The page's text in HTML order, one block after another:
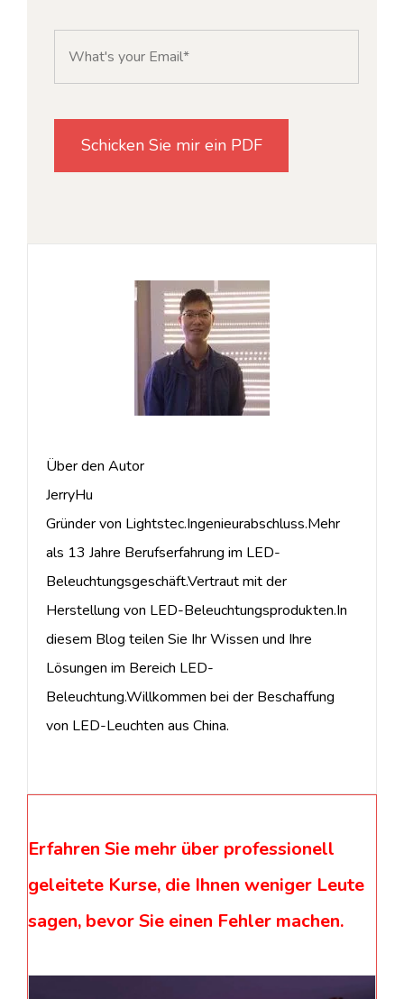
Über den Autor
JerryHu
Gründer von Lightstec.Ingenieurabschluss.Mehr
als 13 Jahre Berufserfahrung im LED-
Beleuchtungsgeschäft.Vertraut mit der
Herstellung von LED-Beleuchtungsprodukten.In
diesem Blog teilen Sie Ihr Wissen und Ihre
Lösungen im Bereich LED-
Beleuchtung.Willkommen bei der Beschaffung
von LED-Leuchten aus China.
Erfahren Sie mehr über professionell
geleitete Kurse, die Ihnen weniger Leute
sagen, bevor Sie einen Fehler machen.